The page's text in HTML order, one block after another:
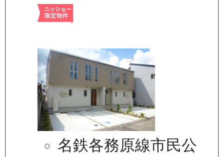
名鉄各務原線市民公